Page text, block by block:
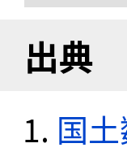
出典
国